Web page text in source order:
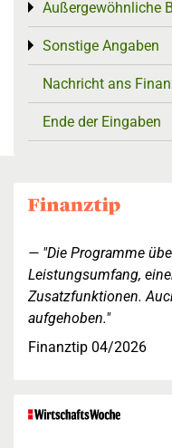
Außergewöhnliche
Toggle menu
Sonstige Angaben
Toggle menu
Nachricht ans
Ende der Eingaben
"Die Programme
Leistungsumfang,
Zusatzfunktionen.
aufgehoben."
Finanztip 04/2026